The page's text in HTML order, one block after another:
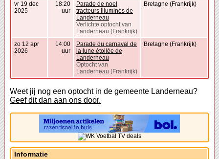
vr 19 dec
2025
18:20
uur
Parade de noel
tracteurs illuminés de
Landerneau
Verlichte optocht van
Landerneau (Frankrijk)
Bretagne (Frankrijk)
zo 12 apr
2026
14:00
uur
Parade du carnaval de
la lune étoilée de
Landerneau
Optocht van
Landerneau (Frankrijk)
Bretagne (Frankrijk)
Weet jij nog een optocht in de gemeente Landerneau?
Geef dit dan aan ons door.
Informatie